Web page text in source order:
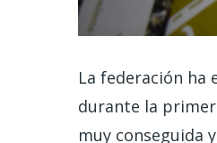
La federación ha
durante la
muy conseguida